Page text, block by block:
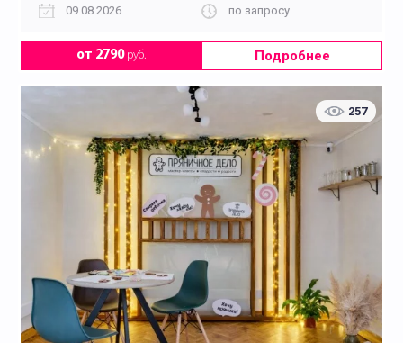
09.08.2026
по запросу
от 2790руб. Подробнее
257